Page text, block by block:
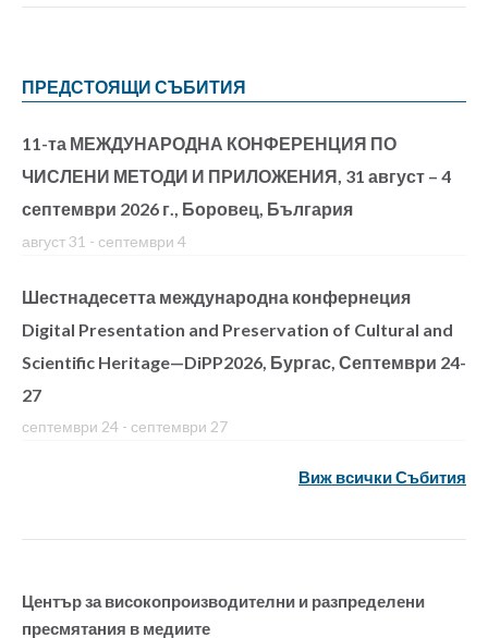
ПРЕДСТОЯЩИ СЪБИТИЯ
11-та МЕЖДУНАРОДНА КОНФЕРЕНЦИЯ ПО
ЧИСЛЕНИ МЕТОДИ И ПРИЛОЖЕНИЯ, 31 август – 4
септември 2026 г., Боровец, България
август 31 - септември 4
Шестнадесетта международна конфернеция
Digital Presentation and Preservation of Cultural and
Scientific Heritage—DiPP2026, Бургас, Септември 24-
27
септември 24 - септември 27
Виж всички Събития
Център за високопроизводителни и разпределени
пресмятания в медиите